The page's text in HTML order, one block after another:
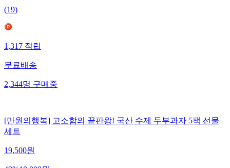
(19)
1,317 적립
무료배송
2,344명 구매중
[만원의행복] 고소함의 끝판왕! 국산 수제 두부과자 5팩 선물
세트
19,500원